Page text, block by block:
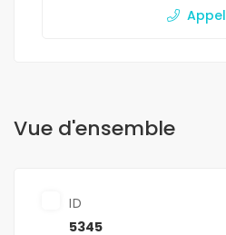
Appel
Vue d'ensemble
ID
5345